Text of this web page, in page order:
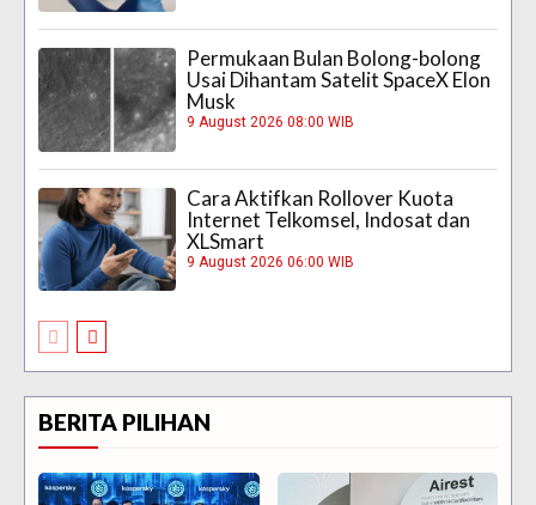
Permukaan Bulan Bolong-bolong
Usai Dihantam Satelit SpaceX Elon
Musk
9 August 2026 08:00 WIB
Cara Aktifkan Rollover Kuota
Internet Telkomsel, Indosat dan
XLSmart
9 August 2026 06:00 WIB
BERITA PILIHAN